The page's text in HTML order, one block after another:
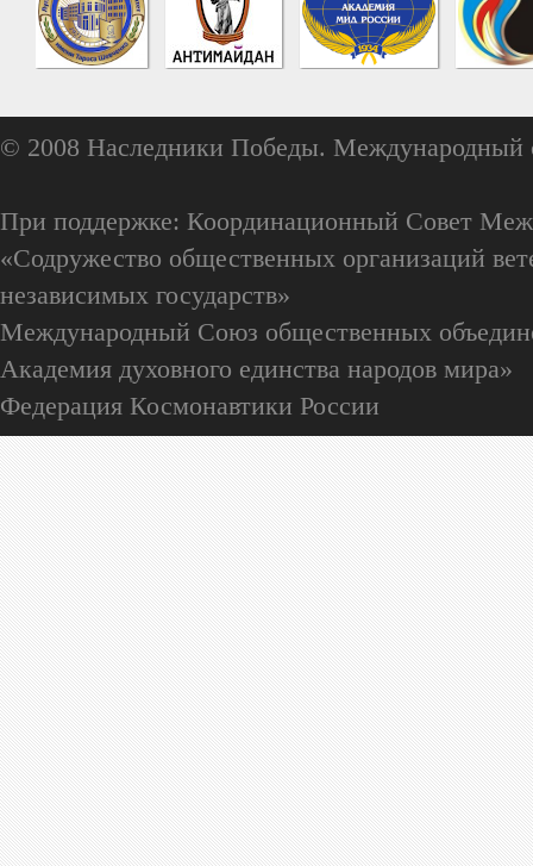
© 2008 Наследники Победы. Международный
При поддержке: Координационный Совет
«Содружество общественных организаций
независимых государств»
Международный Союз общественных
Академия духовного единства народов мира»
Федерация Космонавтики России